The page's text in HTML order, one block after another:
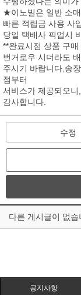
★이노빌은 일반 소
빠른 적립금 사용 사
당일 택배사 픽업시
**완료시점 상품 구
번거로우 시더라도
주시기 바랍니다,송
점부터
서비스가 제공되오
감사합니다.
수정
다른 게시글이 없습
공지사항